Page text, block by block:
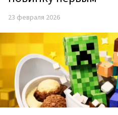
23 февраля 2026